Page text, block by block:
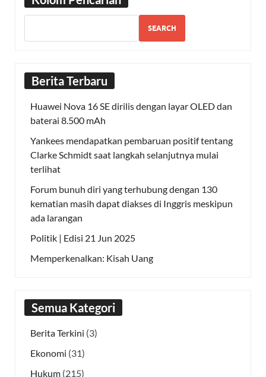
SEARCH
Berita Terbaru
Huawei Nova 16 SE dirilis dengan layar OLED dan
baterai 8.500 mAh
Yankees mendapatkan pembaruan positif tentang
Clarke Schmidt saat langkah selanjutnya mulai
terlihat
Forum bunuh diri yang terhubung dengan 130
kematian masih dapat diakses di Inggris meskipun
ada larangan
Politik | Edisi 21 Jun 2025
Memperkenalkan: Kisah Uang
Semua Kategori
Berita Terkini (3)
Ekonomi (31)
Hukum (215)